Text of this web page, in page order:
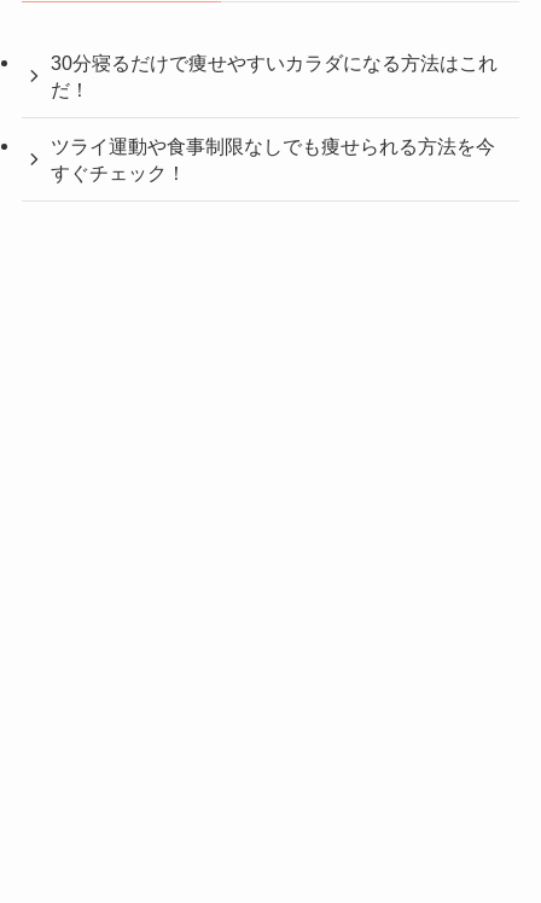
30分寝るだけで痩せやすいカラダになる方法はこれ
だ！
ツライ運動や食事制限なしでも痩せられる方法を今
すぐチェック！